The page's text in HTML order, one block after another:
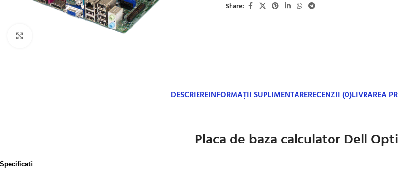
Share:
DESCRIEREINFORMAȚII SUPLIMENTARERECENZII (0)LIVRAREA
Placa de baza calculator Dell
Specificatii